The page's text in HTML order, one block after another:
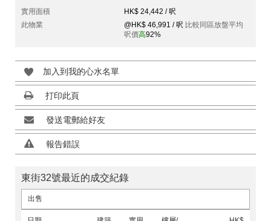
實用面積
HK$ 24,442 / 呎
此物業
@HK$ 46,991 / 呎 比較同區放盤平均
呎價高92%
加入到我的心水名單
打印此頁
發送電郵給好友
報告錯誤
東街32號最近的成交紀錄
出售